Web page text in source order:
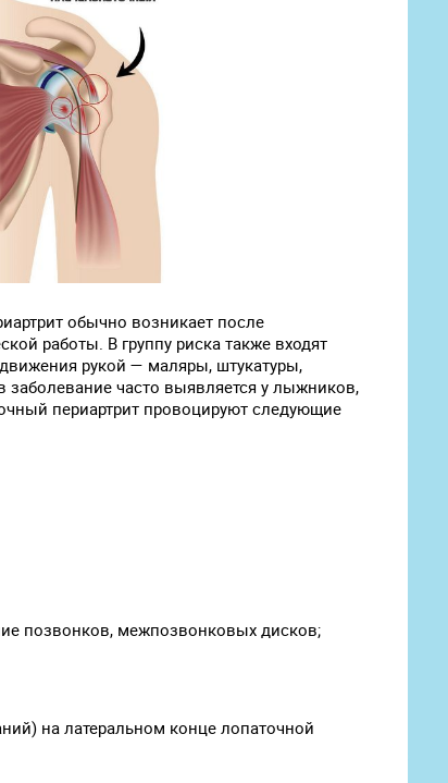
обычно возникает после
работы. В группу риска также входят
рукой — маляры, штукатуры,
часто выявляется у лыжников,
периартрит провоцируют следующие
позвонков, межпозвонковых дисков;
на латеральном конце лопаточной